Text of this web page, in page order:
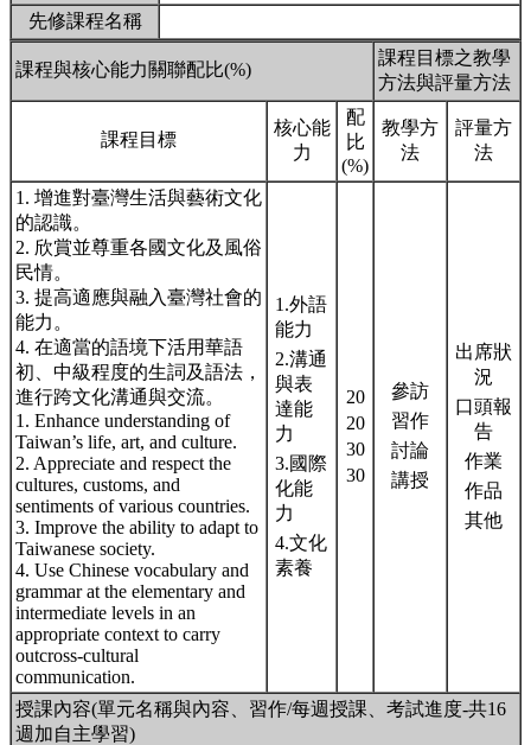
先修課程名稱
課程與核心能力關聯配比(%)
課程目標之教學
方法與評量方法
課程目標
核心能
力
配
比
(%)
教學方
法
評量方
法
1. 增進對臺灣生活與藝術文化
的認識。
2. 欣賞並尊重各國文化及風俗
民情。
3. 提高適應與融入臺灣社會的
能力。
4. 在適當的語境下活用華語
初、中級程度的生詞及語法，
進行跨文化溝通與交流。
1. Enhance understanding of
Taiwan’s life, art, and culture.
2. Appreciate and respect the
cultures, customs, and
sentiments of various countries.
3. Improve the ability to adapt to
Taiwanese society.
4. Use Chinese vocabulary and
grammar at the elementary and
intermediate levels in an
appropriate context to carry
outcross-cultural
communication.
1.外語
能力
2.溝通
與表
達能
力
3.國際
化能
力
4.文化
素養
20
20
30
30
參訪
習作
討論
講授
出席狀
況
口頭報
告
作業
作品
其他
授課內容(單元名稱與內容、習作/每週授課、考試進度-共16
週加自主學習)